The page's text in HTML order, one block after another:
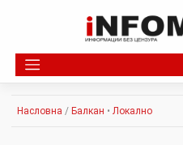
Насловна / Балкан • Локално